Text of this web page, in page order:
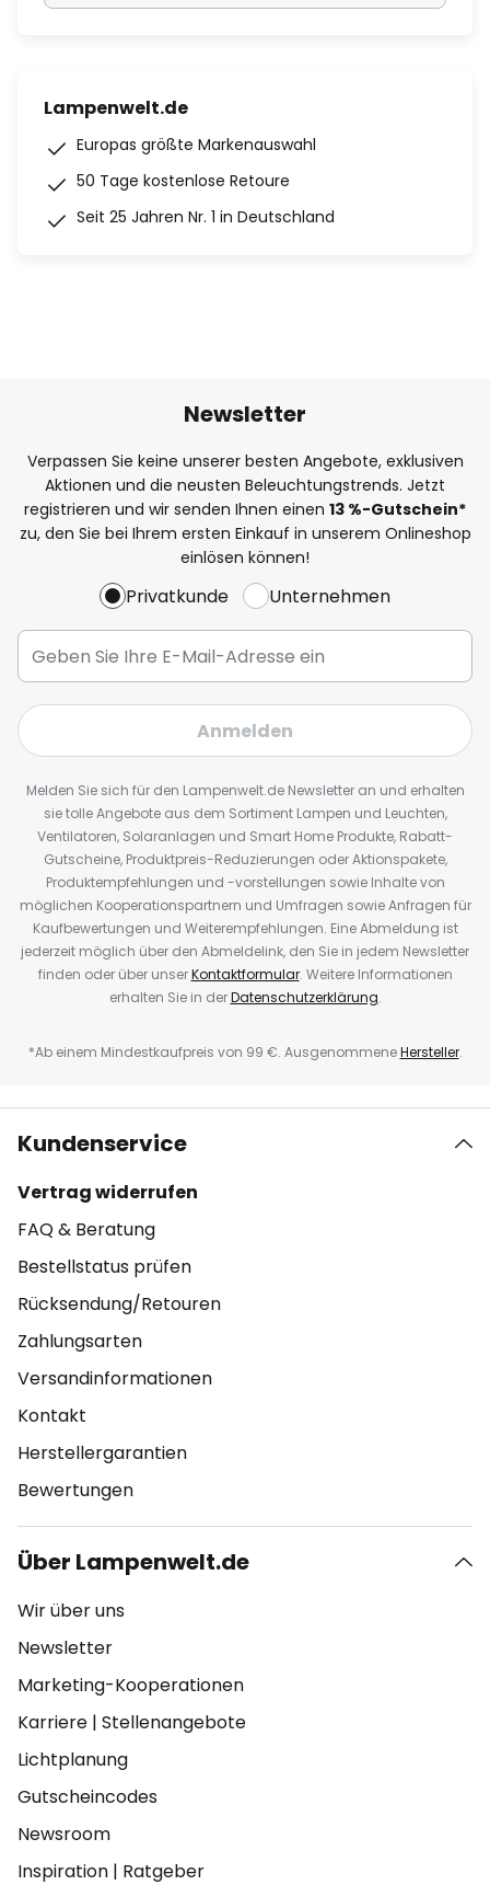
Lampenwelt.de
Europas größte Markenauswahl
50 Tage kostenlose Retoure
Seit 25 Jahren Nr. 1 in Deutschland
Newsletter
Verpassen Sie keine unserer besten Angebote, exklusiven
Aktionen und die neusten Beleuchtungstrends. Jetzt
registrieren und wir senden Ihnen einen 13 %-Gutschein*
zu, den Sie bei Ihrem ersten Einkauf in unserem Onlineshop
einlösen können!
Privatkunde Unternehmen
Anmelden
Melden Sie sich für den Lampenwelt.de Newsletter an und erhalten
sie tolle Angebote aus dem Sortiment Lampen und Leuchten,
Ventilatoren, Solaranlagen und Smart Home Produkte, Rabatt-
Gutscheine, Produktpreis-Reduzierungen oder Aktionspakete,
Produktempfehlungen und -vorstellungen sowie Inhalte von
möglichen Kooperationspartnern und Umfragen sowie Anfragen für
Kaufbewertungen und Weiterempfehlungen. Eine Abmeldung ist
jederzeit möglich über den Abmeldelink, den Sie in jedem Newsletter
finden oder über unserKontaktformular. Weitere Informationen
erhalten Sie in derDatenschutzerklärung.
*Ab einem Mindestkaufpreis von 99 €. AusgenommeneHersteller.
Kundenservice
Vertrag widerrufen
FAQ & Beratung
Bestellstatus prüfen
Rücksendung/Retouren
Zahlungsarten
Versandinformationen
Kontakt
Herstellergarantien
Bewertungen
Über Lampenwelt.de
Wir über uns
Newsletter
Marketing-Kooperationen
Karriere | Stellenangebote
Lichtplanung
Gutscheincodes
Newsroom
Inspiration | Ratgeber